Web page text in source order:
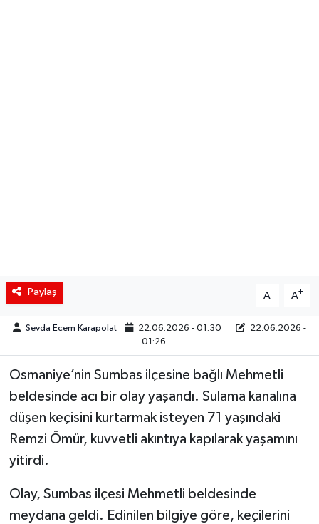
Paylaş A- A+
Sevda Ecem Karapolat 22.06.2026 - 01:30
22.06.2026 -
01:26
Osmaniye’nin Sumbas ilçesine bağlı Mehmetli
beldesinde acı bir olay yaşandı. Sulama kanalına
düşen keçisini kurtarmak isteyen 71 yaşındaki
Remzi Ömür, kuvvetli akıntıya kapılarak yaşamını
yitirdi.
Olay, Sumbas ilçesi Mehmetli beldesinde
meydana geldi. Edinilen bilgiye göre, keçilerini